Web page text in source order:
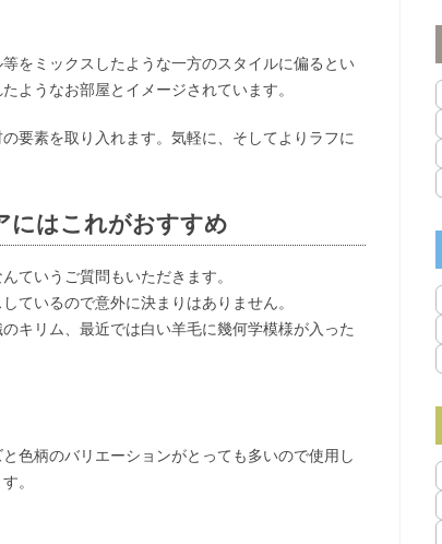
をミックスしたような一方のスタイルに偏るとい
ようなお部屋とイメージされています。
要素を取り入れます。気軽に、そしてよりラフに
にはこれがおすすめ
ていうご質問もいただきます。
ているので意外に決まりはありません。
キリム、最近では白い羊毛に幾何学模様が入った
色柄のバリエーションがとっても多いので使用し
。